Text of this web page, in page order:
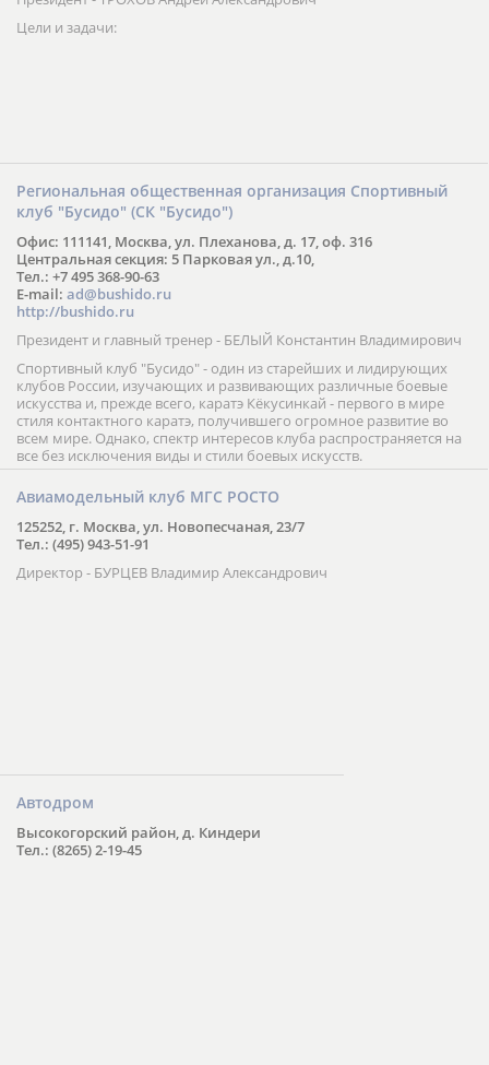
Цели и задачи:
Региональная общественная организация Спортивный
клуб "Бусидо" (СК "Бусидо")
Офис: 111141, Москва, ул. Плеханова, д. 17, оф. 316
Центральная секция: 5 Парковая ул., д.10,
Тел.: +7 495 368-90-63
E-mail: ad@bushido.ru
http://bushido.ru
Президент и главный тренер - БЕЛЫЙ Константин Владимирович
Спортивный клуб "Бусидо" - один из старейших и лидирующих
клубов России, изучающих и развивающих различные боевые
искусства и, прежде всего, каратэ Кёкусинкай - первого в мире
стиля контактного каратэ, получившего огромное развитие во
всем мире. Однако, спектр интересов клуба распространяется на
все без исключения виды и стили боевых искусств.
Авиамодельный клуб МГС РОСТО
125252, г. Москва, ул. Новопесчаная, 23/7
Тел.: (495) 943-51-91
Директор - БУРЦЕВ Владимир Александрович
Автодром
Высокогорский район, д. Киндери
Тел.: (8265) 2-19-45